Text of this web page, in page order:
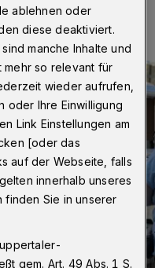
ablehnen oder
diese deaktiviert.
manche Inhalte und
mehr so relevant für
wieder aufrufen,
oder Ihre Einwilligung
Link Einstellungen am
[oder das
auf der Webseite, falls
innerhalb unseres
finden Sie in unserer
gem. Art. 49 Abs. 1 S.